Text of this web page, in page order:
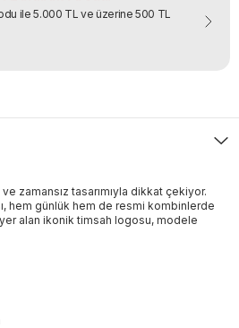
ile 5.000 TL ve üzerine 500 TL
zamansız tasarımıyla dikkat çekiyor.
hem günlük hem de resmi kombinlerde
alan ikonik timsah logosu, modele